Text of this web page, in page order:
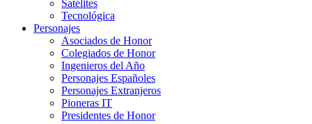
Satélites
Tecnológica
Personajes
Asociados de Honor
Colegiados de Honor
Ingenieros del Año
Personajes Españoles
Personajes Extranjeros
Pioneras IT
Presidentes de Honor